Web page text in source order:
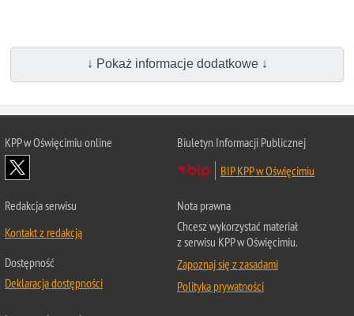
↓ Pokaż informacje dodatkowe ↓
KPP w Oświęcimiu online
Biuletyn Informacji Publicznej
BIP KPP w Oświęcimiu
Redakcja serwisu
Kontakt z redakcją
Dostępność
Deklaracja dostępności
Nota prawna
Chcesz wykorzystać materiał
z serwisu KPP w Oświęcimiu.
Zapoznaj się z zasadami
Polityka prywatności